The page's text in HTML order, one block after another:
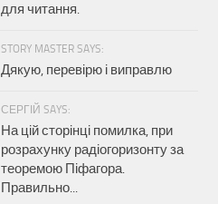
для читання.
STORY MASTER SAYS:
Дякую, перевірю і виправлю
СЕРГІЙ SAYS:
На цій сторінці помилка, при
розрахунку радіогоризонту за
теоремою Піфагора.
Правильно...